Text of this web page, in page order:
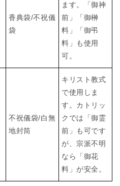
香典袋/不祝儀
袋
ます。「御神
前」「御榊
料」「御弔
料」も使用
可。
不祝儀袋/白無
地封筒
キリスト教式
で使用しま
す。カトリッ
クでは「御霊
前」も可です
が、宗派不明
なら「御花
料」が安全。